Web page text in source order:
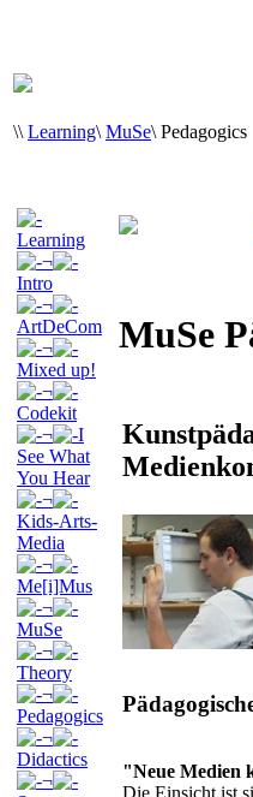
\\ Learning\ MuSe\ Pedagogics
Learning
¬
Intro
¬
ArtDeCom
¬
Mixed up!
¬
Codekit
¬
I
See What
You Hear
¬
Kids-Arts-
Media
¬
Me[i]Mus
¬
MuSe
¬
Theory
¬
Pedagogics
¬
Didactics
¬
MuSe
"Neue Medien